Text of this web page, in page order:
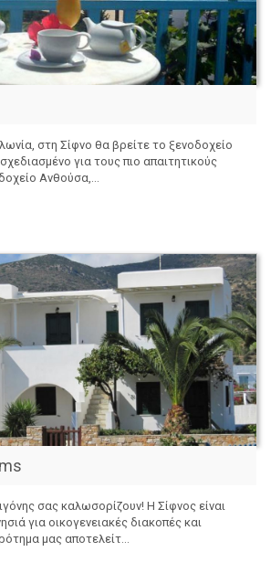
στη Σίφνο θα βρείτε το ξενοδοχείο
για τους πιο απαιτητικούς
Ανθούσα,...
σας καλωσορίζουν! Η Σίφνος είναι
για οικογενειακές διακοπές και
μας αποτελείτ...